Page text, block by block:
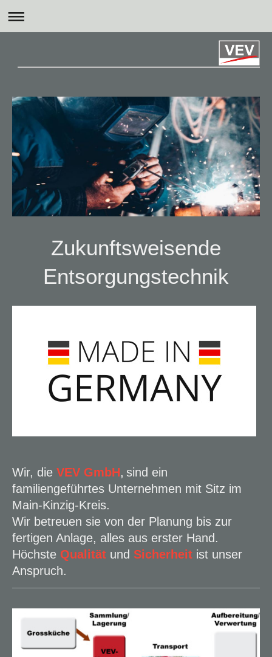
Zukunftsweisende
Entsorgungstechnik
Wir, die VEV GmbH, sind ein
familiengeführtes Unternehmen mit Sitz im
Main-Kinzig-Kreis.
Wir betreuen sie von der Planung bis zur
fertigen Anlage, alles aus erster Hand.
Höchste Qualität und Sicherheit ist unser
Anspruch.